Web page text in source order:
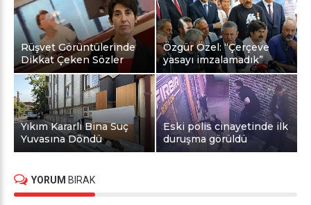
Rüşvet Görüntülerinde
Dikkat Çeken Sözler
Özgür Özel: “Çerçeve
yasayı imzalamadık”
Yıkım Kararlı Bina Suç
Yuvasına Döndü
Eski polis cinayetinde ilk
duruşma görüldü
YORUM BIRAK